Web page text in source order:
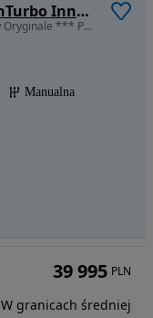
Opel Insignia 1.5 Direct InjectionTurbo Innovation
1490 cm3 • 165 KM • *** OPC Line *** Cała w Oryginale *** Pełny serwis *** Śliczna !!!
Manualna
39 995 PLN
W granicach średniej